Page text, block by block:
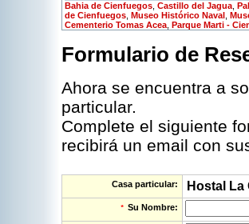
Bahia de Cienfuegos Castillo del Jagua
de Cienfuegos Museo Histórico Naval
Cementerio Tomas Acea Parque Marti -
Formulario de
Ahora se encuentra a
particular.
Complete el siguiente
recibirá un email con
Casa particular: Hostal La
* Su Nombre: